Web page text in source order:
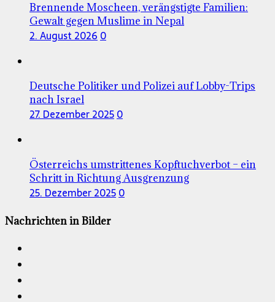
Brennende Moscheen, verängstigte Familien:
Gewalt gegen Muslime in Nepal
2. August 20260
Deutsche Politiker und Polizei auf Lobby-Trips
nach Israel
27. Dezember 20250
Österreichs umstrittenes Kopftuchverbot – ein
Schritt in Richtung Ausgrenzung
25. Dezember 20250
Nachrichten in Bilder